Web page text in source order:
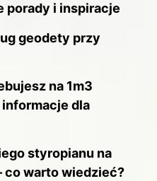
porady i inspiracje
geodety przy
na 1m3
dla
styropianu na
co warto wiedzieć?